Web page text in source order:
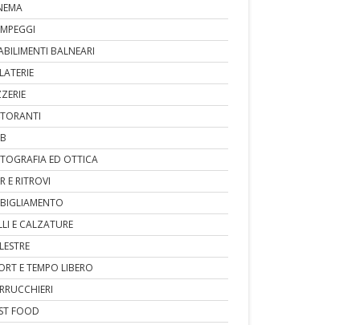
BALNEARI
ED OTTICA
E RITROVI
E CALZATURE
E TEMPO LIBERO
FOOD